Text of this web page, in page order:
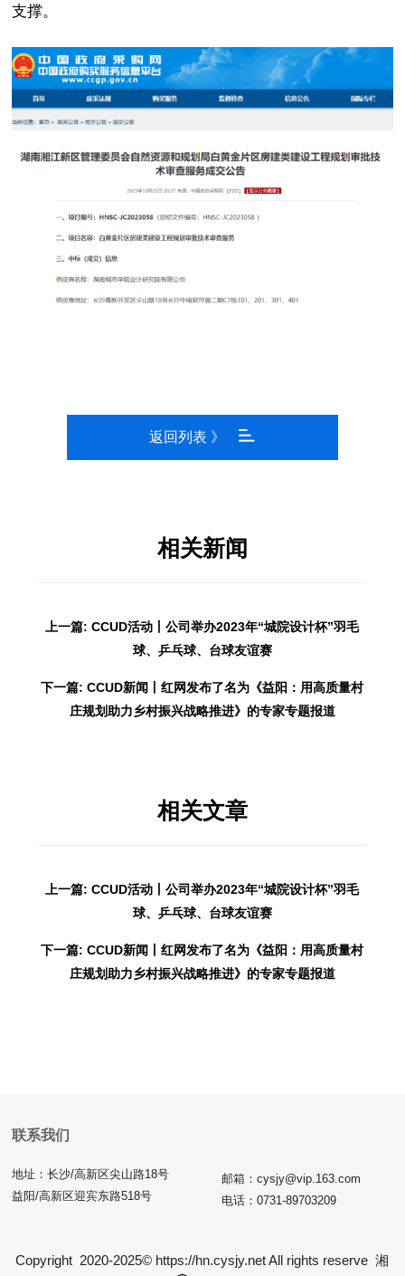
支撑。
返回列表 》
相关新闻
上一篇: CCUD活动丨公司举办2023年“城院设计杯”羽毛
球、乒乓球、台球友谊赛
下一篇: CCUD新闻丨红网发布了名为《益阳：用高质量村
庄规划助力乡村振兴战略推进》的专家专题报道
相关文章
上一篇: CCUD活动丨公司举办2023年“城院设计杯”羽毛
球、乒乓球、台球友谊赛
下一篇: CCUD新闻丨红网发布了名为《益阳：用高质量村
庄规划助力乡村振兴战略推进》的专家专题报道
联系我们
地址：长沙/高新区尖山路18号
益阳/高新区迎宾东路518号
邮箱：cysjy@vip.163.com
电话：0731-89703209
Copyright 2020-2025© https://hn.cysjy.net All rights reserve湘